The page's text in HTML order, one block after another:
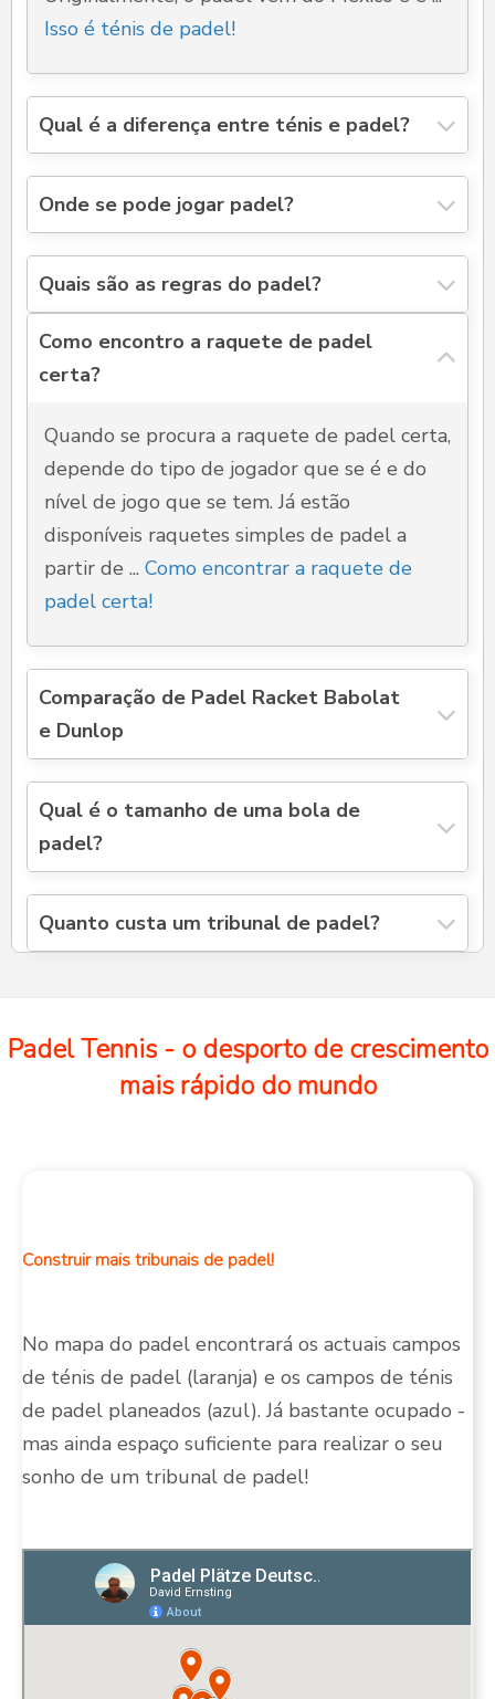
Isso é ténis de padel!
Qual é a diferença entre ténis e padel?
Onde se pode jogar padel?
Quais são as regras do padel?
Como encontro a raquete de padel
certa?
Quando se procura a raquete de padel certa,
depende do tipo de jogador que se é e do
nível de jogo que se tem. Já estão
disponíveis raquetes simples de padel a
partir de ... Como encontrar a raquete de
padel certa!
Comparação de Padel Racket Babolat
e Dunlop
Qual é o tamanho de uma bola de
padel?
Quanto custa um tribunal de padel?
Padel Tennis - o desporto de crescimento
mais rápido do mundo
Construir mais tribunais de padel!
No mapa do padel encontrará os actuais campos
de ténis de padel (laranja) e os campos de ténis
de padel planeados (azul). Já bastante ocupado -
mas ainda espaço suficiente para realizar o seu
sonho de um tribunal de padel!